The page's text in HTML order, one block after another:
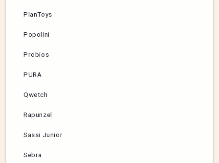
PlanToys
Popolini
Probios
PURA
Qwetch
Rapunzel
Sassi Junior
Sebra